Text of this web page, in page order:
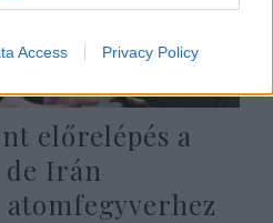
Access Privacy Policy
előrelépés a
Irán